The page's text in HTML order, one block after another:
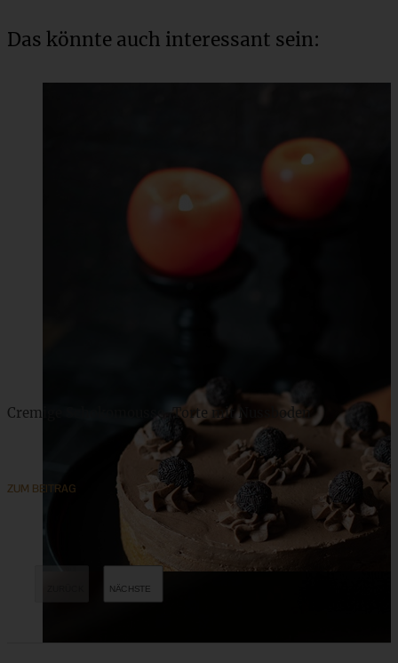
Das könnte auch interessant sein:
Cremige Schokomousse-Torte mit Nussboden
ZUM BEITRAG